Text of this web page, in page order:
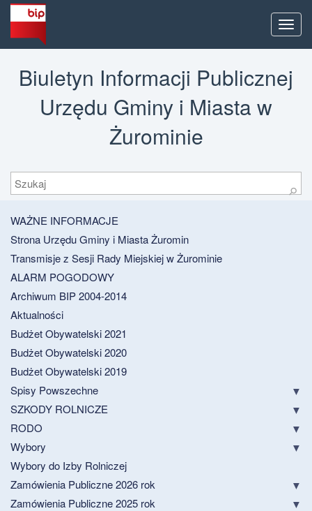
Menu
Biuletyn Informacji Publicznej
Urzędu Gminy i Miasta w
Żurominie
Szukaj
⚲
WAŻNE INFORMACJE
Strona Urzędu Gminy i Miasta Żuromin
Transmisje z Sesji Rady Miejskiej w Żurominie
ALARM POGODOWY
Archiwum BIP 2004-2014
Aktualności
Budżet Obywatelski 2021
Budżet Obywatelski 2020
Budżet Obywatelski 2019
Spisy Powszechne
SZKODY ROLNICZE
RODO
Wybory
Wybory do Izby Rolniczej
Zamówienia Publiczne 2026 rok
Zamówienia Publiczne 2025 rok